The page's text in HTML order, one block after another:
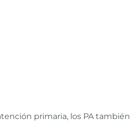
primaria, los PA